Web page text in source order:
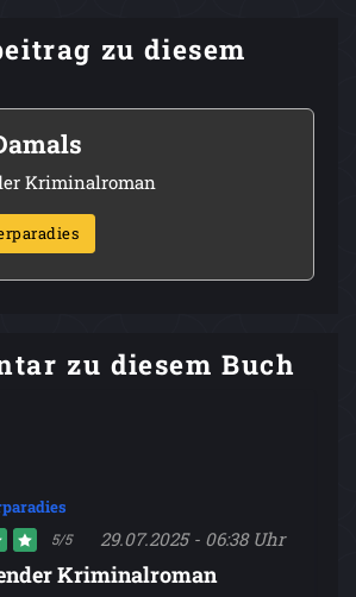
zu diesem
Kriminalroman
zu diesem Buch
5/5 29.07.2025 - 06:38 Uhr
Kriminalroman